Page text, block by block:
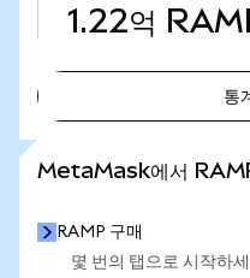
1.22억
통
MetaMask에서
RAMP 구매
몇 번의 탭으로 시작하